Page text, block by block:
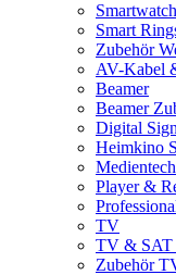
Smart
Zubehör
AV-Kabel
Beamer
Beamer
Digital
Heimkino
Player &
TV
TV & SAT
Zubehör